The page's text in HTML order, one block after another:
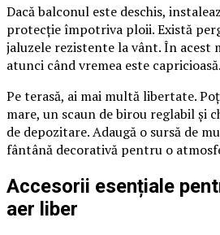
Dacă balconul este deschis,
protecție împotriva ploii. Există
jaluzele rezistente la vânt. În acest
atunci când vremea este capricioasă.
Pe terasă, ai mai multă libertate.
mare, un scaun de birou reglabil și
de depozitare. Adaugă o sursă de
fântână decorativă pentru o
Accesorii esențiale
aer liber